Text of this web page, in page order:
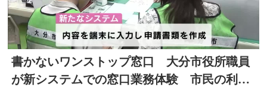
書かないワンストップ窓口 大分市役所職員
が新システムでの窓口業務体験 市民の利便